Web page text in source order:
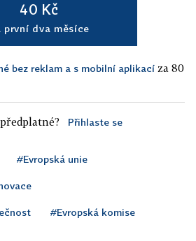
40 Kč
první dva měsíce
bez reklam a s mobilní aplikací za 80
Přihlaste se
#Evropská unie
#Evropská komise